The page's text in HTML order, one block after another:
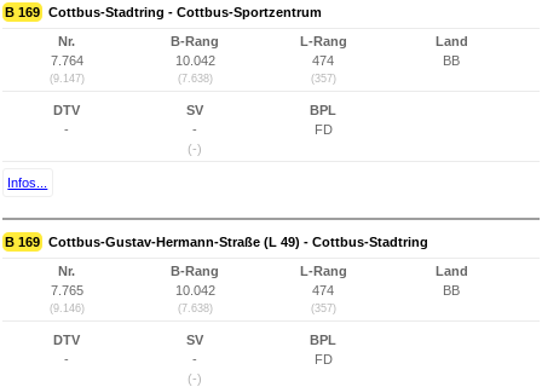
B 169 Cottbus-Stadtring - Cottbus-Sportzentrum
Nr.
7.764
(9.147)
B-Rang
10.042
(7.638)
L-Rang
474
(357)
Land
BB
DTV
-
SV
-
(-)
BPL
FD
Infos...
B 169 Cottbus-Gustav-Hermann-Straße (L 49) - Cottbus-Stadtring
Nr.
7.765
(9.146)
B-Rang
10.042
(7.638)
L-Rang
474
(357)
Land
BB
DTV
-
SV
-
(-)
BPL
FD